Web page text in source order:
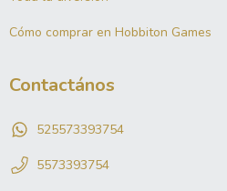
Cómo comprar en Hobbiton Games
Contactános
525573393754
5573393754